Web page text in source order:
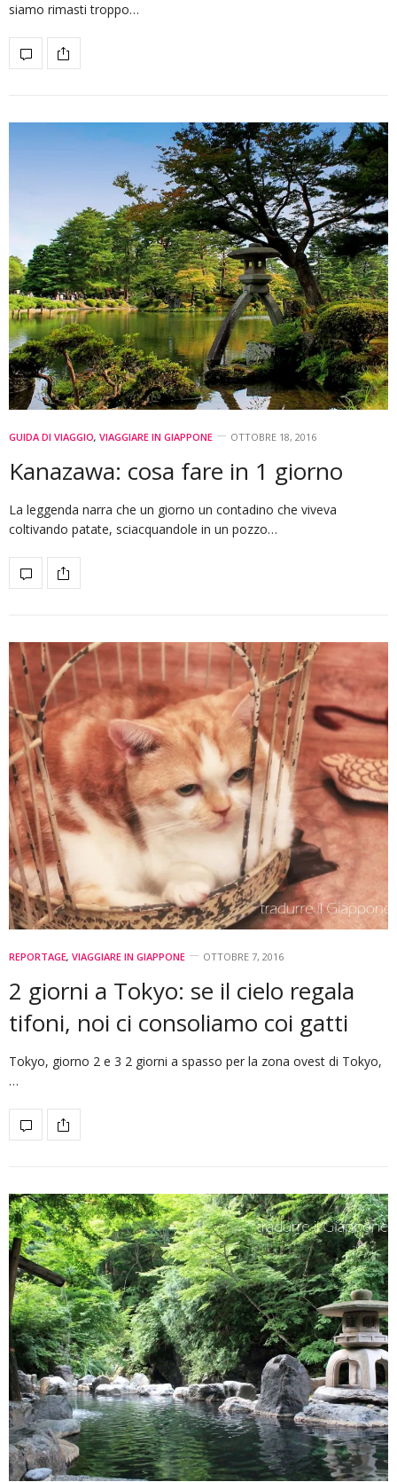
siamo rimasti troppo…
GUIDA DI VIAGGIO, VIAGGIARE IN GIAPPONE OTTOBRE 18, 2016
Kanazawa: cosa fare in 1 giorno
La leggenda narra che un giorno un contadino che viveva
coltivando patate, sciacquandole in un pozzo…
REPORTAGE, VIAGGIARE IN GIAPPONE OTTOBRE 7, 2016
2 giorni a Tokyo: se il cielo regala
tifoni, noi ci consoliamo coi gatti
Tokyo, giorno 2 e 3 2 giorni a spasso per la zona ovest di Tokyo,
…